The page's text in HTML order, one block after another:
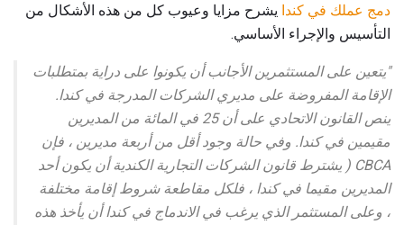
دمج عملك في كندا يشرح مزايا وعيوب كل من هذه الأشكال من
التأسيس والإجراء الأساسي.
"يتعين على المستثمرين الأجانب أن يكونوا على دراية بمتطلبات
الإقامة المفروضة على مديري الشركات المدرجة في كندا.
ينص القانون الاتحادي على أن 25 في المائة من المديرين
مقيمين في كندا. وفي حالة وجود أقل من أربعة مديرين ، فإن
CBCA ( يشترط قانون الشركات التجارية الكندية أن يكون أحد
المديرين مقيما في كندا ، فلكل مقاطعة شروط إقامة مختلفة
، وعلى المستثمر الذي يرغب في الاندماج في كندا أن يأخذ هذه